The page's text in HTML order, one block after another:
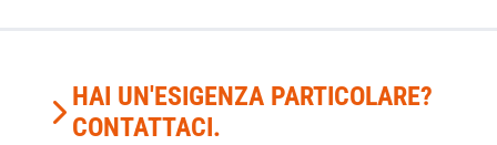
HAI UN'ESIGENZA PARTICOLARE?
CONTATTACI.